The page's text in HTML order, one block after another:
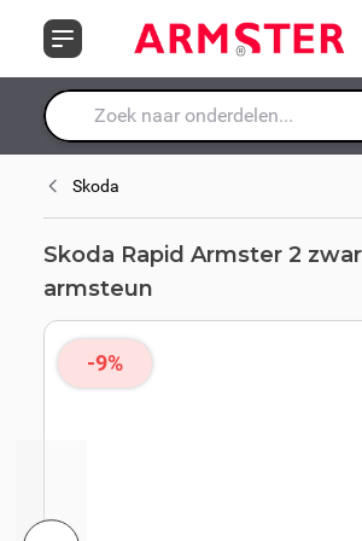
Waar ben je naar op zoek?
Skoda
Skoda Rapid Armster 2
armsteun
-9%